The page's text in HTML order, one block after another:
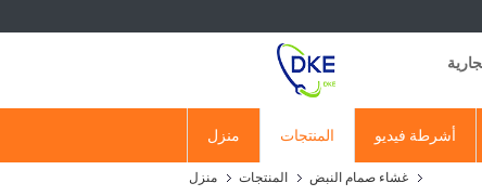
منزل المنتجات أشرطة فيديو
منزل المنتجات غشاء صمام النبض